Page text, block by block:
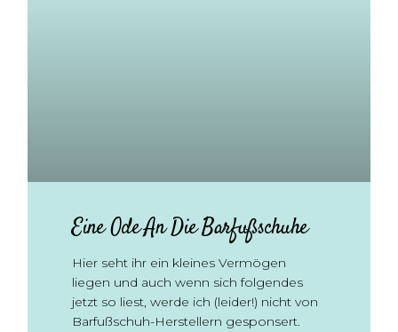
Eine Ode An Die Barfußschuhe
Hier seht ihr ein kleines Vermögen
liegen und auch wenn sich folgendes
jetzt so liest, werde ich (leider!) nicht von
Barfußschuh-Herstellern gesponsert.